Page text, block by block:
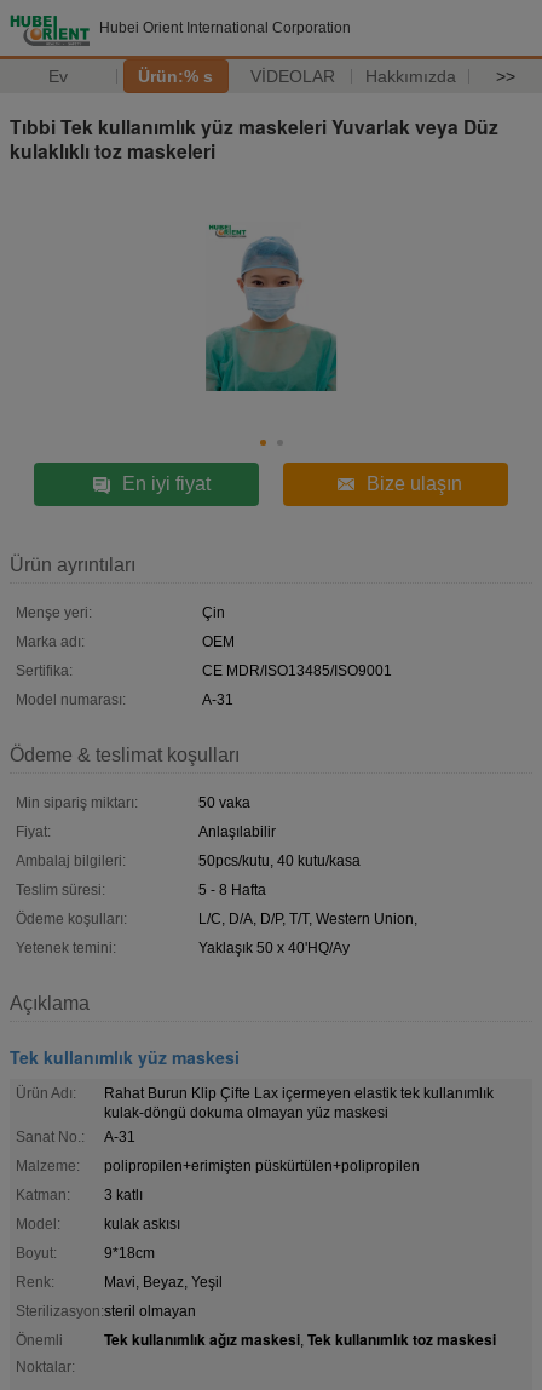
Hubei Orient International Corporation
Ev Ürün:% s VİDEOLAR Hakkımızda >>
Tıbbi Tek kullanımlık yüz maskeleri Yuvarlak veya Düz
kulaklıklı toz maskeleri
En iyi fiyat Bize ulaşın
Ürün ayrıntıları
Menşe yeri:
Çin
Marka adı:
OEM
Sertifika:
CE MDR/ISO13485/ISO9001
Model numarası:
A-31
Ödeme & teslimat koşulları
Min sipariş miktarı:
50 vaka
Fiyat:
Anlaşılabilir
Ambalaj bilgileri:
50pcs/kutu, 40 kutu/kasa
Teslim süresi:
5 - 8 Hafta
Ödeme koşulları:
L/C, D/A, D/P, T/T, Western Union,
Yetenek temini:
Yaklaşık 50 x 40'HQ/Ay
Açıklama
Tek kullanımlık yüz maskesi
Ürün Adı:
Rahat Burun Klip Çifte Lax içermeyen elastik tek kullanımlık
kulak-döngü dokuma olmayan yüz maskesi
Sanat No.:
A-31
Malzeme:
polipropilen+erimişten püskürtülen+polipropilen
Katman:
3 katlı
Model:
kulak askısı
Boyut:
9*18cm
Renk:
Mavi, Beyaz, Yeşil
Sterilizasyon:steril olmayan
Önemli
Noktalar:
Tek kullanımlık ağız maskesi, Tek kullanımlık toz maskesi